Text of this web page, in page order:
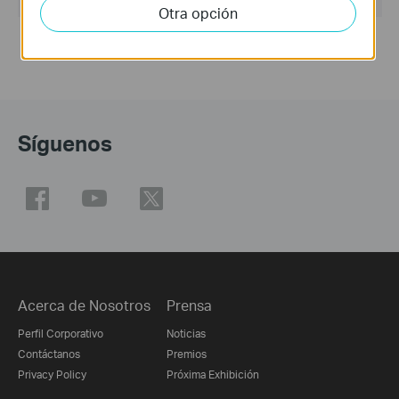
Síguenos
Acerca de Nosotros
Perfil Corporativo
Contáctanos
Privacy Policy
Prensa
Noticias
Premios
Próxima Exhibición
Otra opción